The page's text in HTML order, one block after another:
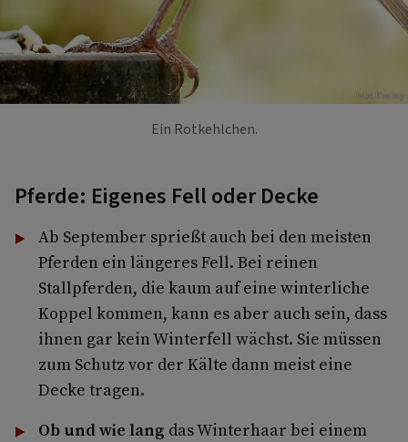
Foto: Pixabay
Ein Rotkehlchen.
Pferde: Eigenes Fell oder Decke
Ab September sprießt auch bei den meisten
Pferden ein längeres Fell. Bei reinen
Stallpferden, die kaum auf eine winterliche
Koppel kommen, kann es aber auch sein, dass
ihnen gar kein Winterfell wächst. Sie müssen
zum Schutz vor der Kälte dann meist eine
Decke tragen.
Ob und wie lang das Winterhaar bei einem